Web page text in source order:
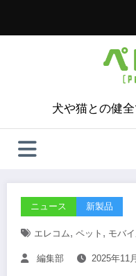
犬や猫との健
ニュース 新製品
エレコム, ペット , モバ
編集部 2025年11